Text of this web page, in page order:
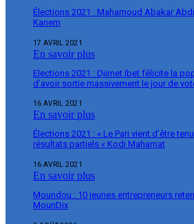
Élections 2021 : Mahamoud Abakar
Kanem
17 AVRIL 2021
En savoir plus
Elections 2021 : Djimet Ibet félicite la
d’avoir sortie massivement le jour de
16 AVRIL 2021
En savoir plus
Élections 2021 : « Le Pari vient d’être
résultats partiels « Kodi Mahamat
16 AVRIL 2021
En savoir plus
Moundou : 10 jeunes entrepreneurs
MounDix